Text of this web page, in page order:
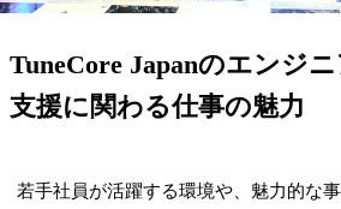
TuneCore Japanのエンジ
支援に関わる仕事の魅力
若手社員が活躍する環境や、魅力的な